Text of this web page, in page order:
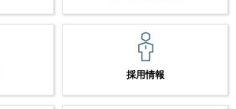
採用情報